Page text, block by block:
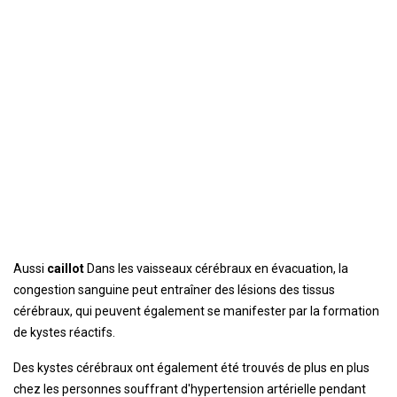
Aussi caillot Dans les vaisseaux cérébraux en évacuation, la
congestion sanguine peut entraîner des lésions des tissus
cérébraux, qui peuvent également se manifester par la formation
de kystes réactifs.
Des kystes cérébraux ont également été trouvés de plus en plus
chez les personnes souffrant d'hypertension artérielle pendant